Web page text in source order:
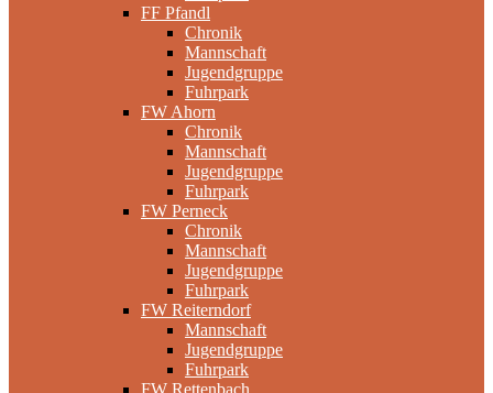
FF Pfandl
Chronik
Mannschaft
Jugendgruppe
Fuhrpark
FW Ahorn
Chronik
Mannschaft
Jugendgruppe
Fuhrpark
FW Perneck
Chronik
Mannschaft
Jugendgruppe
Fuhrpark
FW Reiterndorf
Mannschaft
Jugendgruppe
Fuhrpark
FW Rettenbach